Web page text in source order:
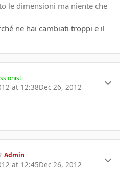
le dimensioni ma niente che
ne hai cambiati troppi e il
at 12:38Dec 26, 2012
Admin
at 12:45Dec 26, 2012